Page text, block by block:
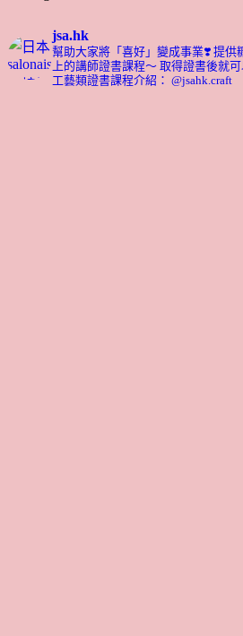
jsa.hk
幫助大家將「喜好」變成事業❣️ 提供
上的講師證書課程～ 取得證書後就
工藝類證書課程介紹： @jsahk.craft